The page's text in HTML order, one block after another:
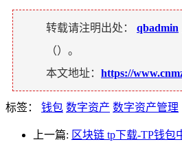
转载请注明出处： qbadmin
（）。
本文地址： https://
标签： 钱包 数字资产 数字资产管理
上一篇: 区块链 tp下载-TP钱包